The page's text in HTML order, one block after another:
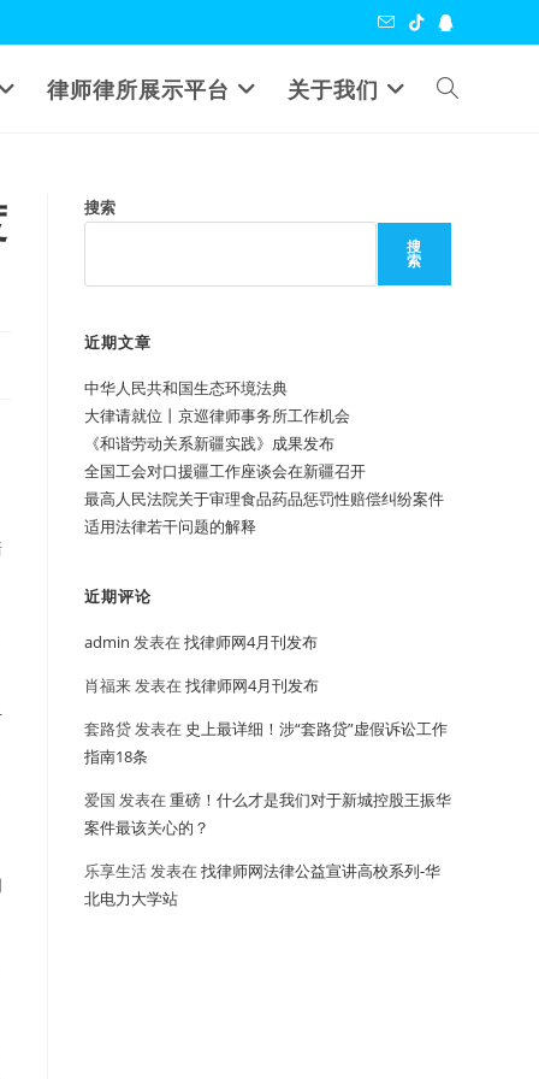
律师律所展示平台 关于我们 Toggle
搜索
搜
索
近期文章
中华人民共和国生态环境法典
大律请就位丨京巡律师事务所工作机会
《和谐劳动关系新疆实践》成果发布
全国工会对口援疆工作座谈会在新疆召开
最高人民法院关于审理食品药品惩罚性赔偿纠纷案件
适用法律若干问题的解释
近期评论
admin 发表在找律师网4月刊发布
肖福来发表在找律师网4月刊发布
套路贷发表在 史上最详细！涉“套路贷”虚假诉讼工作
指南18条
爱国 发表在重磅！什么才是我们对于新城控股王振华
案件最该关心的？
乐享生活发表在找律师网法律公益宣讲高校系列-华
北电力大学站